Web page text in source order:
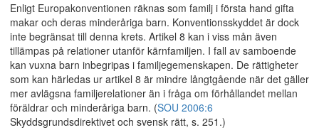
Enligt Europakonventionen räknas som familj i första hand gifta
makar och deras minderåriga barn. Konventionsskyddet är dock
inte begränsat till denna krets. Artikel 8 kan i viss mån även
tillämpas på relationer utanför kärnfamiljen. I fall av samboende
kan vuxna barn inbegripas i familjegemenskapen. De rättigheter
som kan härledas ur artikel 8 är mindre långtgående när det gäller
mer avlägsna familjerelationer än i fråga om förhållandet mellan
föräldrar och minderåriga barn. (SOU 2006:6
Skyddsgrundsdirektivet och svensk rätt, s. 251.)